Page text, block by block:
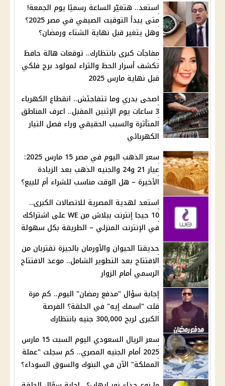
استعد.. هتغيّر الساعة رسميًا يوم الجمعة!
متى يبدأ التوقيت الصيفي في مصر 2025؟
وهل يتغير قبل نهاية الشتاء ورمضان؟
مفاجآت كبرى بانتظارك.. توقعات هالة حافظ
تكشف أسرار الحظ والثراء لمولود برج فلكي
قبل نهاية مارس 2025
اصحى بدري وما تتفاجئش.. انقطاع الكهرباء
3 ساعات يوم الإثنين المقبل.. اعرف المناطق
المتأثرة والسبب الحقيقي وراء فصل التيار
الكهربائي
سعر الذهب اليوم في مصر 15 مارس 2025:
عيار 21 و24 والجنيه الذهب بعد الزيادة
الأخيرة – هل الوقت مناسب للشراء أم للبيع؟
استعد لهدية المصرية للاتصالات الكبرى..
10 جيجا إنترنت ببلاش من WE على اشتراكك
في الإنترنت المنزلي – الطريقة بكل سهولة
حديقتا الحيوان والأورمان بالجيزة تقتربان من
الافتتاح بعد التطوير الشامل.. موعد الافتتاح
الرسمي أمام الزوار
إجابة سؤال "مدفع رمضان" اليوم.. كم مرة
قلت "اسمك إيه" في الحلقة؟ الفرصة
الكبرى لربح 300,000 جنيه بانتظارك
سعر الريال السعودي اليوم السبت 15 مارس
2025 أمام الجنيه المصري.. كم سجلت "عملة
المملكة" الآن في البنوك والسوق السوداء؟